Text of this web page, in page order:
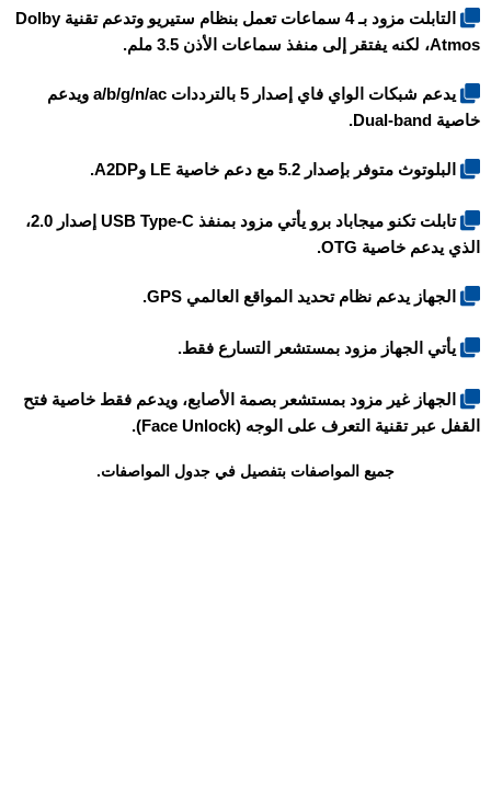
التابلت مزود بـ 4 سماعات تعمل بنظام ستيريو وتدعم تقنية Dolby
Atmos، لكنه يفتقر إلى منفذ سماعات الأذن 3.5 ملم.
يدعم شبكات الواي فاي إصدار 5 بالترددات a/b/g/n/ac ويدعم
خاصية Dual-band.
البلوتوث متوفر بإصدار 5.2 مع دعم خاصية LE وA2DP.
تابلتتكنو ميجاباد برو
يأتي مزود بمنفذ USB Type-C إصدار 2.0،
الذي يدعم خاصية OTG.
الجهاز يدعم نظام تحديد المواقع العالمي GPS.
يأتي الجهاز مزود بمستشعر التسارع فقط.
الجهاز غير مزود بمستشعر بصمة الأصابع، ويدعم فقط خاصية فتح
القفل عبر تقنية التعرف على الوجه (Face Unlock).
جميع المواصفات بتفصيل في جدول المواصفات.